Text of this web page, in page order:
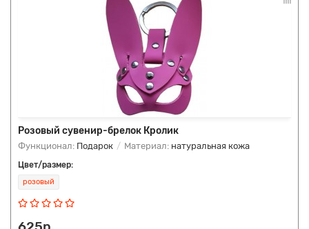
Розовый сувенир-брелок Кролик
Функционал: Подарок Материал: натуральная кожа
Цвет/размер:
розовый